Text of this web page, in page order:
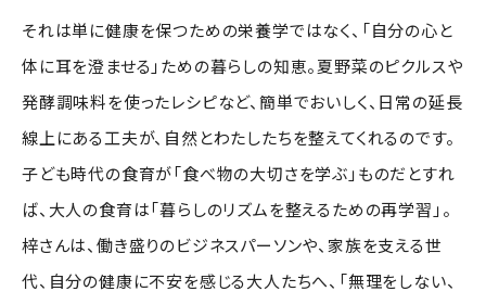
それは単に健康を保つための栄養学ではなく、「自分の心と
体に耳を澄ませる」ための暮らしの知恵。夏野菜のピクルスや
発酵調味料を使ったレシピなど、簡単でおいしく、日常の延長
線上にある工夫が、自然とわたしたちを整えてくれるのです。
子ども時代の食育が「食べ物の大切さを学ぶ」ものだとすれ
ば、大人の食育は「暮らしのリズムを整えるための再学習」。
梓さんは、働き盛りのビジネスパーソンや、家族を支える世
代、自分の健康に不安を感じる大人たちへ、「無理をしない、